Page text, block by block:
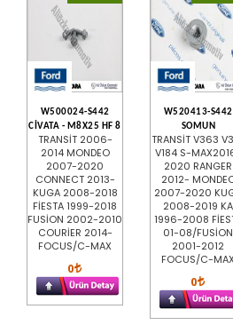
W500024-S442
CİVATA - M8X25 HF 8
TRANSİT 2006-
2014 MONDEO
2007-2020
CONNECT 2013-
KUGA 2008-2018
FİESTA 1999-2018
FUSİON 2002-2010
COURİER 2014-
FOCUS/C-MAX
0
W520413-S442
SOMUN
TRANSİT V363
V184 S-
2020 RANGER
2012-
2007-2020
2008-2019 KA
1996-2008
01-08/FUSİON
2001-2012
FOCUS/C-MAX
0